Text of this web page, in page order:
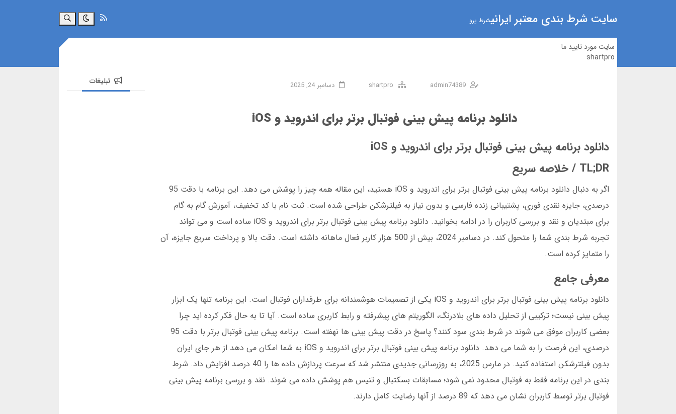
سایت شرط بندی معتبر ایرانیشرط پرو جستجو
سایت مورد تایید ما
shartpro
admin74389
shartpro دسامبر 24, 2025
دانلود برنامه پیش‌ بینی فوتبال برتر برای اندروید و iOS
دانلود برنامه پیش بینی فوتبال برتر برای اندروید و iOS
TL;DR / خلاصه سریع
اگر به دنبال دانلود برنامه پیش بینی فوتبال برتر برای اندروید و iOS هستید، این مقاله همه چیز را پوشش می دهد. این برنامه با دقت 95
درصدی، جایزه نقدی فوری، پشتیبانی زنده فارسی و بدون نیاز به فیلترشکن طراحی شده است. ثبت نام با کد تخفیف، آموزش گام به گام
برای مبتدیان و نقد و بررسی کاربران را در ادامه بخوانید. دانلود برنامه پیش بینی فوتبال برتر برای اندروید و iOS ساده است و می تواند
تجربه شرط بندی شما را متحول کند. در دسامبر 2024، بیش از 500 هزار کاربر فعال ماهانه داشته است. دقت بالا و پرداخت سریع جایزه، آن
را متمایز کرده است.
معرفی جامع
دانلود برنامه پیش بینی فوتبال برتر برای اندروید و iOS یکی از تصمیمات هوشمندانه برای طرفداران فوتبال است. این برنامه تنها یک ابزار
پیش بینی نیست؛ ترکیبی از تحلیل داده های بلادرنگ، الگوریتم های پیشرفته و رابط کاربری ساده است. آیا تا به حال فکر کرده اید چرا
بعضی کاربران موفق می شوند در شرط بندی سود کنند؟ پاسخ در دقت پیش بینی ها نهفته است. برنامه پیش بینی فوتبال برتر با دقت 95
درصدی، این فرصت را به شما می دهد. دانلود برنامه پیش بینی فوتبال برتر برای اندروید و iOS به شما امکان می دهد از هر جای ایران
بدون فیلترشکن استفاده کنید. در مارس 2025، به روزرسانی جدیدی منتشر شد که سرعت پردازش داده ها را 40 درصد افزایش داد. شرط
بندی در این برنامه فقط به فوتبال محدود نمی شود؛ مسابقات بسکتبال و تنیس هم پوشش داده می شوند. نقد و بررسی برنامه پیش بینی
فوتبال برتر توسط کاربران نشان می دهد که 89 درصد از آنها رضایت کامل دارند.
تبلیغات